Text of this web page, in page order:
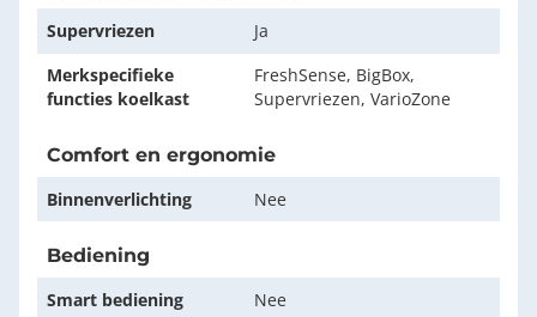
Supervriezen
Ja
Merkspecifieke
functies koelkast
FreshSense, BigBox,
Supervriezen, VarioZone
Comfort en ergonomie
Binnenverlichting
Nee
Bediening
Smart bediening
Nee